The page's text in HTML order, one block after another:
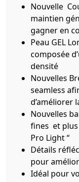
Nouvelle
maintien
gagner en
Peau GEL
composée
densité
Nouvelles
seamless
d’améliorer
Nouvelles
fines et plus
Pro Light “
Détails
pour
Idéal pour